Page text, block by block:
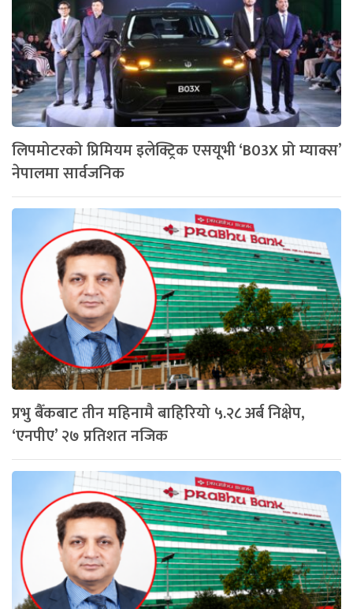
लिपमोटरको प्रिमियम इलेक्ट्रिक एसयूभी ‘B03X प्रो म्याक्स’
नेपालमा सार्वजनिक
प्रभु बैँकबाट तीन महिनामै बाहिरियो ५.२८ अर्ब निक्षेप,
‘एनपीए’ २७ प्रतिशत नजिक